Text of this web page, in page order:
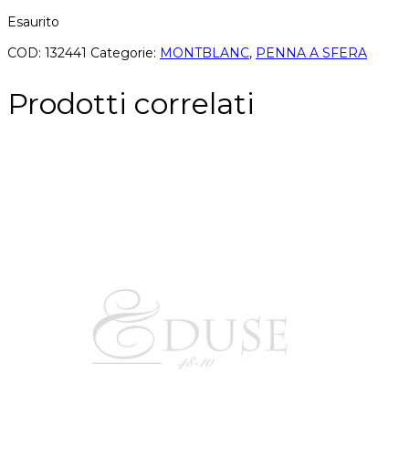
Esaurito
COD: 132441 Categorie: MONTBLANC, PENNA A SFERA
Prodotti correlati